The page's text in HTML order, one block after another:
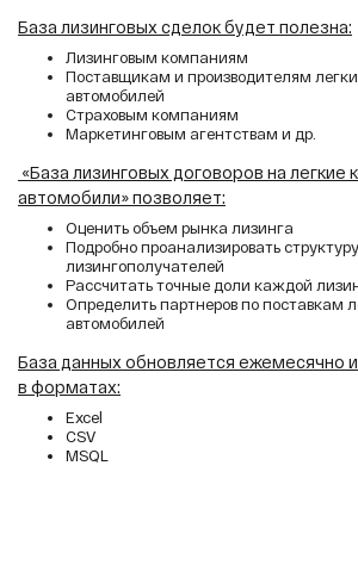
База лизинговых сделок будет полезна:
Лизинговым компаниям
Поставщикам и производителям
автомобилей
Страховым компаниям
Маркетинговым агентствам и др.
«База лизинговых договоров на легкие
автомобили» позволяет:
Оценить объем рынка лизинга
Подробно проанализировать
лизингополучателей
Рассчитать точные доли каждой
Определить партнеров по поставкам
автомобилей
База данных обновляется ежемесячно
в форматах:
Excel
CSV
MSQL